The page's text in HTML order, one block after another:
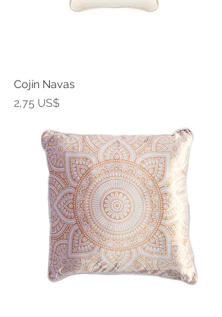
Cojín Navas
Precio
2,75 US$